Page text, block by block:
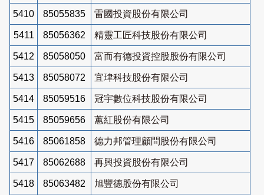
5410 85055835 雷國投資股份有限公司
5411 85056362 精靈工匠科技股份有限公司
5412 85058050 富而有德投資控股股份有限公司
5413 85058072 宜珒科技股份有限公司
5414 85059516 冠宇數位科技股份有限公司
5415 85059656 蕙紅股份有限公司
5416 85061858 德力邦管理顧問股份有限公司
5417 85062688 再興投資股份有限公司
5418 85063482 旭豐德股份有限公司